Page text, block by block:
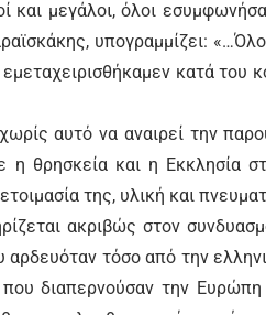
και μεγάλοι, όλοι
υπογραμμίζει:
κατά του
αυτό να αναιρεί την
η θρησκεία και η Εκκλησία
της, υλική και
ακριβώς στον
τόσο από την
διαπερνούσαν την Ευρώπη